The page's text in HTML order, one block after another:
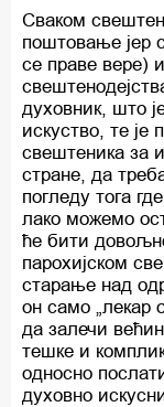
Сваком
поштовање јер
се праве вере)
духовник, што
искуство, те
свештеника за
стране, да
погледу тога
лако можемо
ће бити
парохијском
старање над
он само „лекар
да залечи
тешке и
односно
духовно